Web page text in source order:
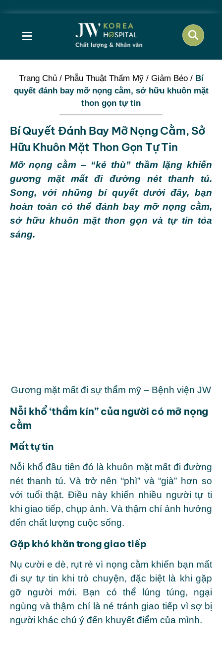
≡
Trang Chủ/ Phẫu Thuật Thẩm Mỹ/ Giảm Béo/ Bí
quyết đánh bay mỡ nọng cằm, sở hữu khuôn mặt
thon gọn tự tin
Bí Quyết Đánh Bay Mỡ Nọng Cằm, Sở
Hữu Khuôn Mặt Thon Gọn Tự Tin
Mỡ nọng cằm – “kẻ thù” thầm lặng khiến
gương mặt mất đi đường nét thanh tú.
Song, với những bí quyết dưới đây, bạn
hoàn toàn có thể đánh bay mỡ nọng cằm,
sở hữu khuôn mặt thon gọn và tự tin tỏa
sáng.
Gương mặt mất đi sự thẩm mỹ – Bệnh viện JW
Nỗi khổ ‘thầm kín” của người có mỡ nọng
cằm
Mất tự tin
Nỗi khổ đầu tiên đó là khuôn mặt mất đi đường
nét thanh tú. Và trở nên “phì” và “già” hơn so
với tuổi thật. Điều này khiến nhiều người tự ti
khi giao tiếp, chụp ảnh. Và thậm chí ảnh hưởng
đến chất lượng cuộc sống.
Gặp khó khăn trong giao tiếp
Nụ cười e dè, rụt rè vì nọng cằm khiến bạn mất
đi sự tự tin khi trò chuyện, đặc biệt là khi gặp
gỡ người mới. Bạn có thể lúng túng, ngại
ngùng và thậm chí là né tránh giao tiếp vì sợ bị
người khác chú ý đến khuyết điểm của mình.